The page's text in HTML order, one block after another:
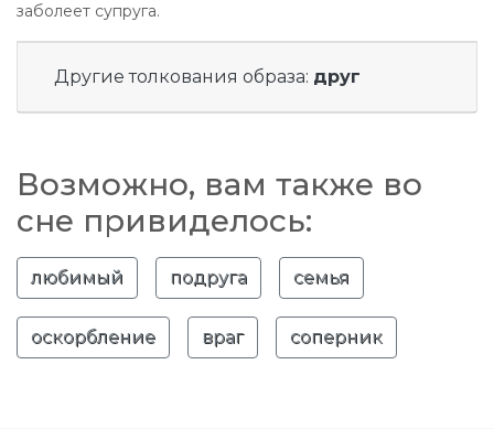
заболеет супруга.
Другие толкования образа: друг
Возможно, вам также во
сне привиделось:
любимый подруга семья
оскорбление враг соперник